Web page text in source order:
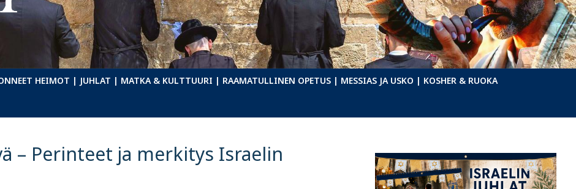
HEIMOT | JUHLAT | MATKA & KULTTUURI | RAAMATULLINEN OPETUS | MESSIAS JA USKO | KOSHER & RUOKA
– Perinteet ja merkitys Israelin